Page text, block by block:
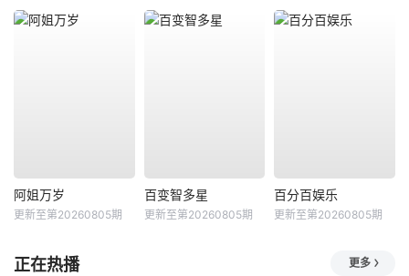
阿姐万岁
更新至第20260805期
百变智多星
更新至第20260805期
百分百娱乐
更新至第20260805期
正在热播 更多